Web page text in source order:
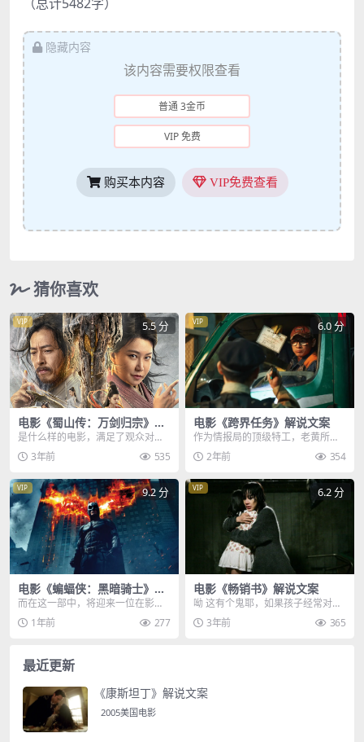
隐藏内容
该内容需要权限查看
普通 3金币
VIP 免费
购买本内容 VIP免费查看
猜你喜欢
VIP 5.5 分
电影《蜀山传：万剑归宗》解
说文案
是什么样的电影，满足了观众对仙
侠的幻想，炫酷到极致的打斗，眼
花缭乱的技能，万剑归...
3年前 535
VIP 6.0 分
电影《跨界任务》解说文案
作为情报局的顶级特工，老黄所执
行的任务也都是顶尖的，在上级的
命令下，老黄被派到了...
2年前 354
VIP 9.2 分
电影《蝙蝠侠：黑暗骑士》解
说文案
而在这一部中，将迎来一位在影迷
心中，最具魅力的反派角色，他就
是由希斯莱杰饰演的小...
1年前 277
VIP 6.2 分
电影《畅销书》解说文案
呦 这有个鬼耶，如果孩子经常对着
空气说话，那就要提高警惕了，说
不定 孩子看到了什...
3年前 365
最近更新
《康斯坦丁》解说文案
2005美国电影